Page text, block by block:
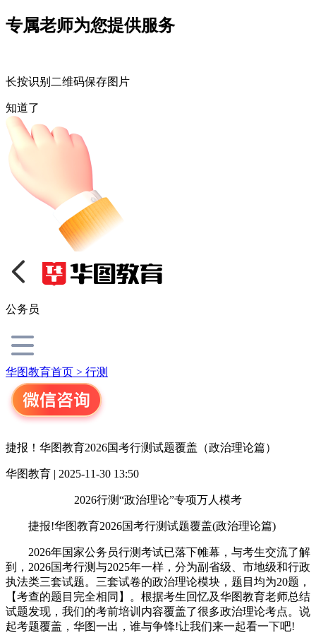
专属老师为您提供服务
长按识别二维码保存图片
知道了
公务员
华图教育首页 > 行测
捷报！华图教育2026国考行测试题覆盖（政治理论篇）
华图教育 | 2025-11-30 13:50
2026行测“政治理论”专项万人模考
捷报!华图教育2026国考行测试题覆盖(政治理论篇)
2026年国家公务员行测考试已落下帷幕，与考生交流了解
到，2026国考行测与2025年一样，分为副省级、市地级和行政
执法类三套试题。三套试卷的政治理论模块，题目均为20题，
【考查的题目完全相同】。根据考生回忆及华图教育老师总结
试题发现，我们的考前培训内容覆盖了很多政治理论考点。说
起考题覆盖，华图一出，谁与争锋!让我们来一起看一下吧!